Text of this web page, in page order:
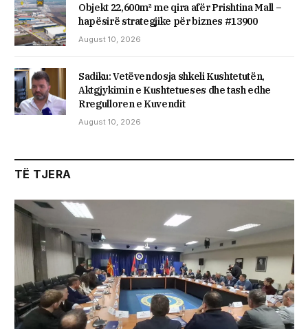
Objekt 22,600m² me qira afër Prishtina Mall –
hapësirë strategjike për biznes #13900
August 10, 2026
Sadiku: Vetëvendosja shkeli Kushtetutën,
Aktgjykimin e Kushtetueses dhe tash edhe
Rregulloren e Kuvendit
August 10, 2026
TË TJERA